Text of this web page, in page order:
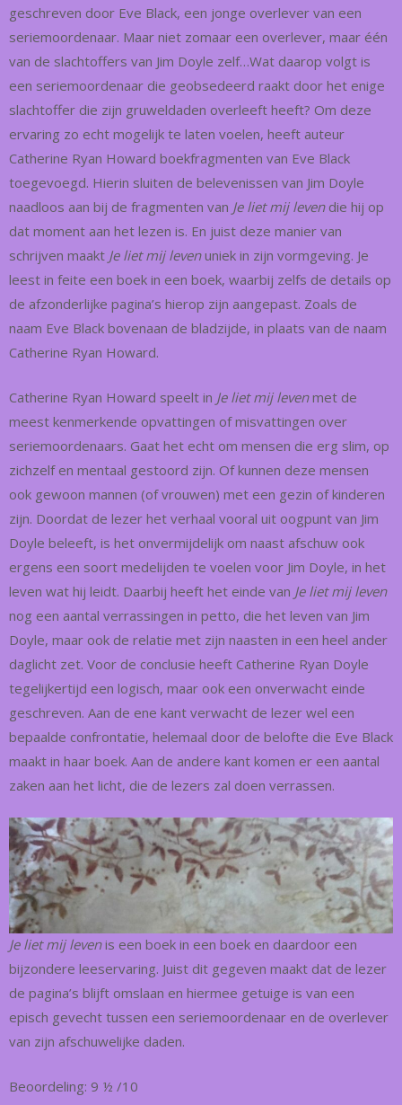
geschreven door Eve Black, een jonge overlever van een
seriemoordenaar. Maar niet zomaar een overlever, maar één
van de slachtoffers van Jim Doyle zelf…Wat daarop volgt is
een seriemoordenaar die geobsedeerd raakt door het enige
slachtoffer die zijn gruweldaden overleeft heeft? Om deze
ervaring zo echt mogelijk te laten voelen, heeft auteur
Catherine Ryan Howard boekfragmenten van Eve Black
toegevoegd. Hierin sluiten de belevenissen van Jim Doyle
naadloos aan bij de fragmenten van Je liet mij leven die hij op
dat moment aan het lezen is. En juist deze manier van
schrijven maakt Je liet mij levenuniek in zijn vormgeving. Je
leest in feite een boek in een boek, waarbij zelfs de details op
de afzonderlijke pagina’s hierop zijn aangepast. Zoals de
naam Eve Black bovenaan de bladzijde, in plaats van de naam
Catherine Ryan Howard.
Catherine Ryan Howard speelt in Je liet mij levenmet de
meest kenmerkende opvattingen of misvattingen over
seriemoordenaars. Gaat het echt om mensen die erg slim, op
zichzelf en mentaal gestoord zijn. Of kunnen deze mensen
ook gewoon mannen (of vrouwen) met een gezin of kinderen
zijn. Doordat de lezer het verhaal vooral uit oogpunt van Jim
Doyle beleeft, is het onvermijdelijk om naast afschuw ook
ergens een soort medelijden te voelen voor Jim Doyle, in het
leven wat hij leidt. Daarbij heeft het einde van Je liet mij leven
nog een aantal verrassingen in petto, die het leven van Jim
Doyle, maar ook de relatie met zijn naasten in een heel ander
daglicht zet. Voor de conclusie heeft Catherine Ryan Doyle
tegelijkertijd een logisch, maar ook een onverwacht einde
geschreven. Aan de ene kant verwacht de lezer wel een
bepaalde confrontatie, helemaal door de belofte die Eve Black
maakt in haar boek. Aan de andere kant komen er een aantal
zaken aan het licht, die de lezers zal doen verrassen.
Je liet mij levenis een boek in een boek en daardoor een
bijzondere leeservaring. Juist dit gegeven maakt dat de lezer
de pagina’s blijft omslaan en hiermee getuige is van een
episch gevecht tussen een seriemoordenaar en de overlever
van zijn afschuwelijke daden.
Beoordeling: 9 ½ /10